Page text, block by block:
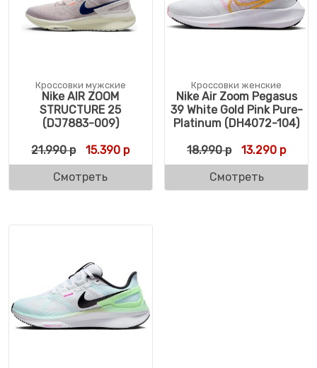
Кроссовки мужские
Nike AIR ZOOM
STRUCTURE 25
(DJ7883-009)
21.990р Первоначальная цена составляла 21.990
15.390 рТекущая цена: 15.390 р.
Смотреть
Кроссовки женские
Nike Air Zoom Pegasus
39 White Gold Pink Pure-
Platinum (DH4072-104)
18.990р 13.290 р
Смотреть